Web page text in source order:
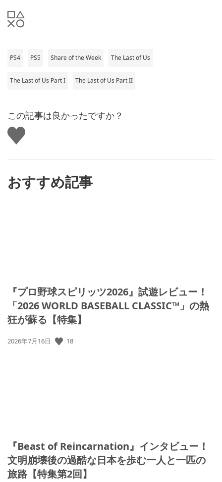
PS4 PS5 Share of the Week The Last of Us
The Last of Us Part I The Last of Us Part II
この記事は良かったですか？
い
い
おすすめ記事
『プロ野球スピリッツ2026』試遊レビュー！
「2026 WORLD BASEBALL CLASSIC™」の熱
狂が蘇る【特集】
公
2026年7月16日 18
『Beast of Reincarnation』インタビュー！
文明崩壊後の過酷な日本を歩む一人と一匹の
旅路【特集第2回】